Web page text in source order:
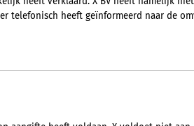
telefonisch heeft geïnformeerd naar de